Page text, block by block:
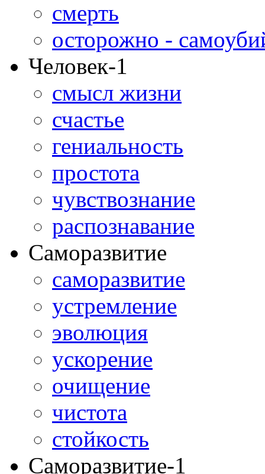
смерть
осторожно -
Человек-1
смысл жизни
счастье
гениальность
простота
чувствознание
распознавание
Саморазвитие
саморазвитие
устремление
эволюция
ускорение
очищение
чистота
стойкость
Саморазвитие-1